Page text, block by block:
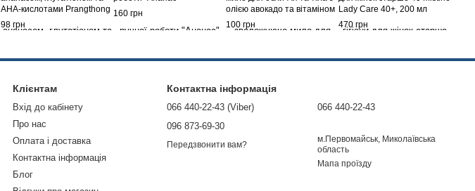
AHA-кислотами Prangthong
Soap House
98 грн
160 грн
олією авокадо та вітаміном
Е Madame Heng, 50 г
100 грн
Lady Care 40+, 200 мл
470 грн
Клієнтам
Вхід до кабінету
Про нас
Оплата і доставка
Контактна інформація
Блог
Контактна інформація
066 440-22-43 (Viber)
096 873-69-30
Передзвонити вам?
066 440-22-43
м.Первомайськ, Миколаївська
область
Мапа проїзду